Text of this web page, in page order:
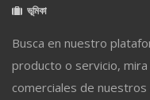
ভূমিকা
Busca en nuestro
producto o servicio,
comerciales de